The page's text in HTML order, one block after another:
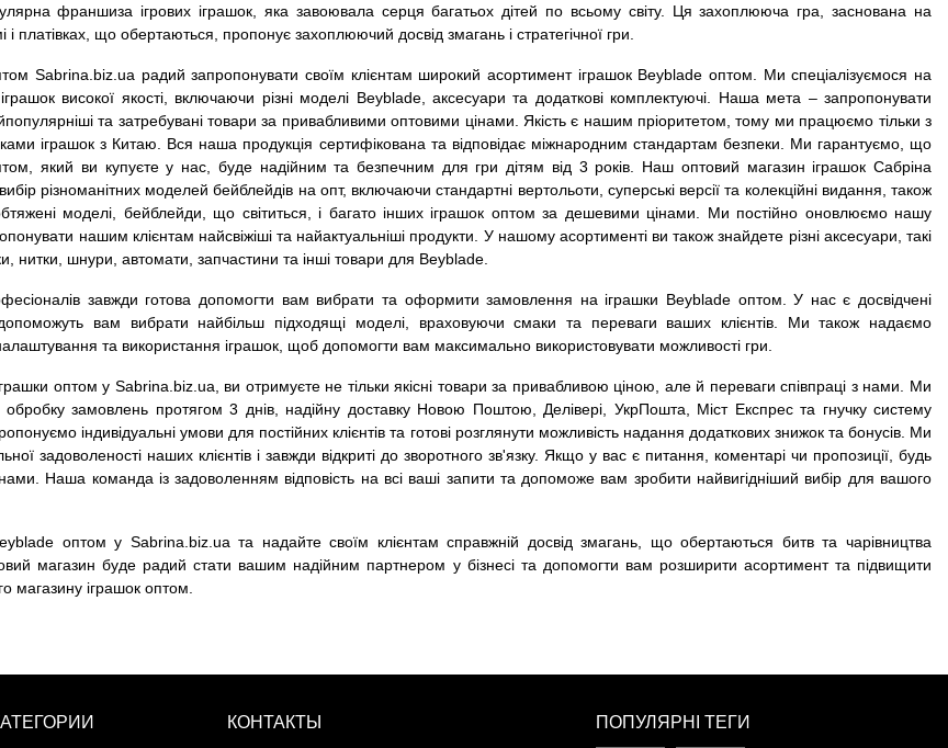
франшиза ігрових іграшок, яка завоювала серця багатьох дітей по всьому світу. Ця захоплююча гра, заснована на
і платівках, що обертаються, пропонує захоплюючий досвід змагань і стратегічної гри.
Sabrina.biz.ua радий запропонувати своїм клієнтам широкий асортимент іграшок Beyblade оптом. Ми спеціалізуємося на
високої якості, включаючи різні моделі Beyblade, аксесуари та додаткові комплектуючі. Наша мета – запропонувати
та затребувані товари за привабливими оптовими цінами. Якість є нашим пріоритетом, тому ми працюємо тільки з
іграшок з Китаю. Вся наша продукція сертифікована та відповідає міжнародним стандартам безпеки. Ми гарантуємо, що
який ви купуєте у нас, буде надійним та безпечним для гри дітям від 3 років. Наш оптовий магазин іграшок Сабріна
різноманітних моделей бейблейдів на опт, включаючи стандартні вертольоти, суперські версії та колекційні видання, також
моделі, бейблейди, що світиться, і багато інших іграшок оптом за дешевими цінами. Ми постійно оновлюємо нашу
нашим клієнтам найсвіжіші та найактуальніші продукти. У нашому асортименті ви також знайдете різні аксесуари, такі
нитки, шнури, автомати, запчастини та інші товари для Beyblade.
завжди готова допомогти вам вибрати та оформити замовлення на іграшки Beyblade оптом. У нас є досвідчені
допоможуть вам вибрати найбільш підходящі моделі, враховуючи смаки та переваги ваших клієнтів. Ми також надаємо
та використання іграшок, щоб допомогти вам максимально використовувати можливості гри.
оптом у Sabrina.biz.ua, ви отримуєте не тільки якісні товари за привабливою ціною, але й переваги співпраці з нами. Ми
обробку замовлень протягом 3 днів, надійну доставку Новою Поштою, Делівері, УкрПошта, Міст Експрес та гнучку систему
індивідуальні умови для постійних клієнтів та готові розглянути можливість надання додаткових знижок та бонусів. Ми
задоволеності наших клієнтів і завжди відкриті до зворотного зв'язку. Якщо у вас є питання, коментарі чи пропозиції, будь
Наша команда із задоволенням відповість на всі ваші запити та допоможе вам зробити найвигідніший вибір для вашого
оптом у Sabrina.biz.ua та надайте своїм клієнтам справжній досвід змагань, що обертаються битв та чарівництва
магазин буде радий стати вашим надійним партнером у бізнесі та допомогти вам розширити асортимент та підвищити
магазину іграшок оптом.
КОНТАКТЫ ПОПУЛЯРНІ ТЕГИ